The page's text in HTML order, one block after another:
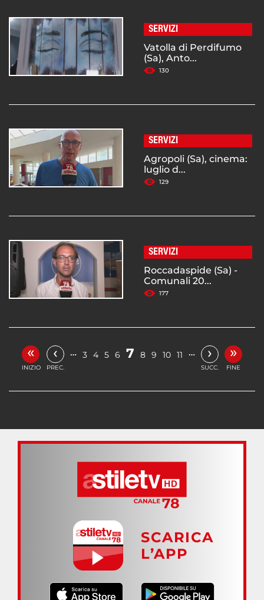
SERVIZI
Vatolla di Perdifumo
(Sa), Anto...
130
SERVIZI
Agropoli (Sa), cinema:
luglio d...
129
SERVIZI
Roccadaspide (Sa) -
Comunali 20...
177
«
INIZIO
‹
PREC.
… 3 4 5 6 7 8 9 10 11 … ›
SUCC.
»
FINE
SCARICA
L’APP